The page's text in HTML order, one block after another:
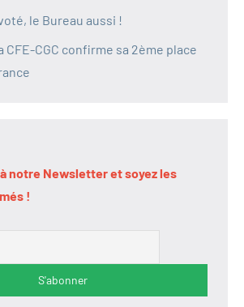
le Bureau aussi !
CFE-CGC confirme sa 2ème place
notre Newsletter et soyez les
!